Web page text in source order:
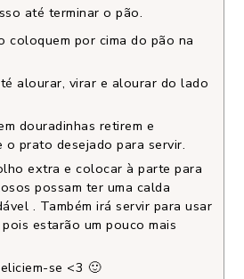
até terminar o pão.
coloquem por cima do pão na
alourar, virar e alourar do lado
douradinhas retirem e
o prato desejado para servir.
extra e colocar à parte para
possam ter uma calda
. Também irá servir para usar
estarão um pouco mais
se <3 🙂